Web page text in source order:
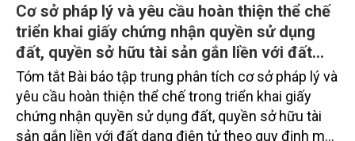
Cơ sở pháp lý và yêu cầu hoàn thiện thể chế
triển khai giấy chứng nhận quyền sử dụng
đất, quyền sở hữu tài sản gắn liền với đất
dạng điện tử
Tóm tắt Bài báo tập trung phân tích cơ sở pháp lý và
yêu cầu hoàn thiện thể chế trong triển khai giấy
chứng nhận quyền sử dụng đất, quyền sở hữu tài
sản gắn liền với đất dạng điện tử theo quy định mới